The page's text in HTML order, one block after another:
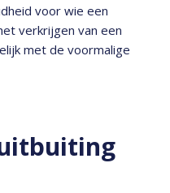
voor wie een
verkrijgen van een
met de voormalige